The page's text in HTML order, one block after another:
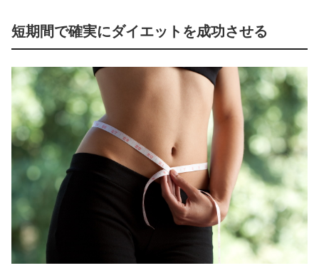
短期間で確実にダイエットを成功させる